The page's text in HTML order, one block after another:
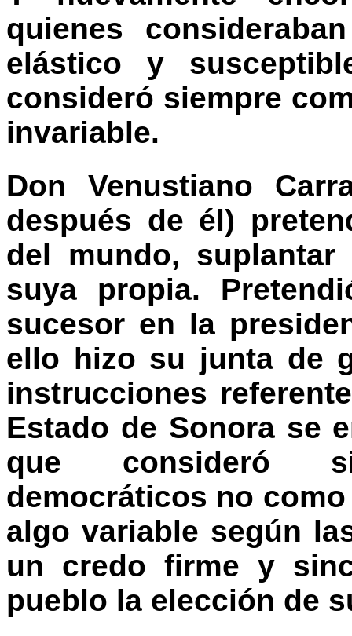
quienes
elástico y
consideró siempre
invariable.
Don Venustiano
después de él)
del mundo,
suya propia.
sucesor en la
ello hizo su junta de
instrucciones
Estado de Sonora se
que consideró
democráticos no
algo variable según
un credo firme y
pueblo la elección de